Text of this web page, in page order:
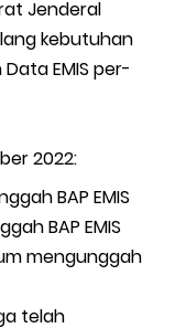
Jenderal
kebutuhan
EMIS per-
2022:
BAP EMIS
BAP EMIS
mengunggah
telah